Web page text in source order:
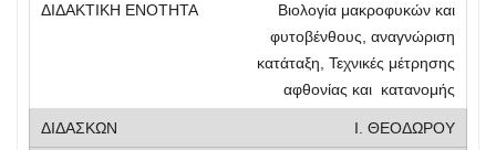
Βιολογία μακροφυκών και
φυτοβένθους, αναγνώριση
κατάταξη, Τεχνικές μέτρησης
αφθονίας και κατανομής
Ι. ΘΕΟΔΩΡΟΥ